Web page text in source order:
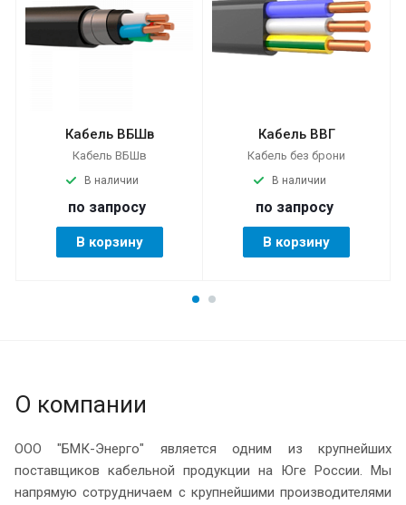
Кабель ВБШв
Кабель ВБШв
В наличии
по запросу
В корзину
Кабель ВВГ
Кабель без брони
В наличии
по запросу
В корзину
О компании
ООО "БМК-Энерго" является одним из крупнейших
поставщиков кабельной продукции на Юге России. Мы
напрямую сотрудничаем с крупнейшими производителями